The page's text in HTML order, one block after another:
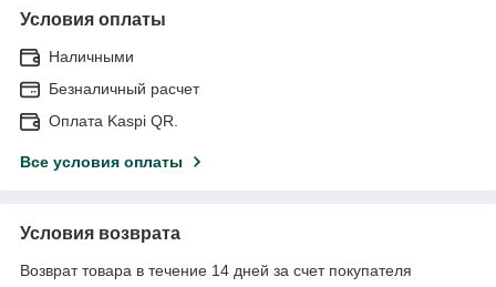
Условия оплаты
Наличными
Безналичный расчет
Оплата Kaspi QR.
Все условия оплаты
Условия возврата
Возврат товара в течение 14 дней за счет покупателя